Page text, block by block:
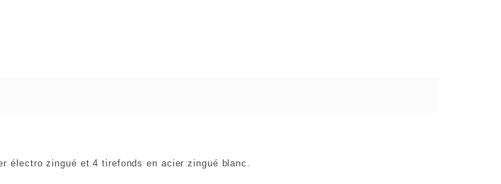
électro zingué et 4 tirefonds en acier zingué blanc.